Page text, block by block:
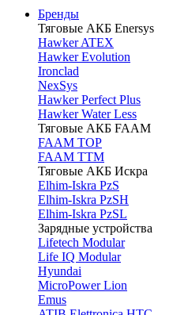
Бренды
Тяговые АКБ Enersys
Hawker ATEX
Hawker Evolution
Ironclad
NexSys
Hawker Perfect Plus
Hawker Water Less
Тяговые АКБ FAAM
FAAM TOP
FAAM TTM
Тяговые АКБ Искра
Elhim-Iskra PzS
Elhim-Iskra PzSH
Elhim-Iskra PzSL
Зарядные устройства
Lifetech Modular
Life IQ Modular
Hyundai
MicroPower Lion
Emus